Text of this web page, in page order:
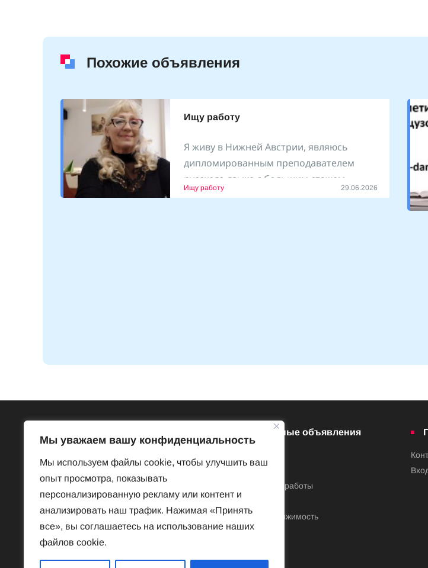
Мы уважаем вашу конфиденциальность
Мы используем файлы cookie, чтобы улучшить ваш
опыт просмотра, показывать
персонализированную рекламу или контент и
анализировать наш трафик. Нажимая «Принять
все», вы соглашаетесь на использование наших
файлов cookie.
Похожие объявления
Ищу работу
Я живу в Нижней Австрии, являюсь
дипломированным преподавателем
русского языка с большим стажем
преподавания как
Ищу работу 29.06.2026
Законы и порядки
Нравы и обычаи
История
Наука
Культура
Спорт
Знаменитые австрийцы
Бесплатные объявления
Предложения работы
Частная недвижимость